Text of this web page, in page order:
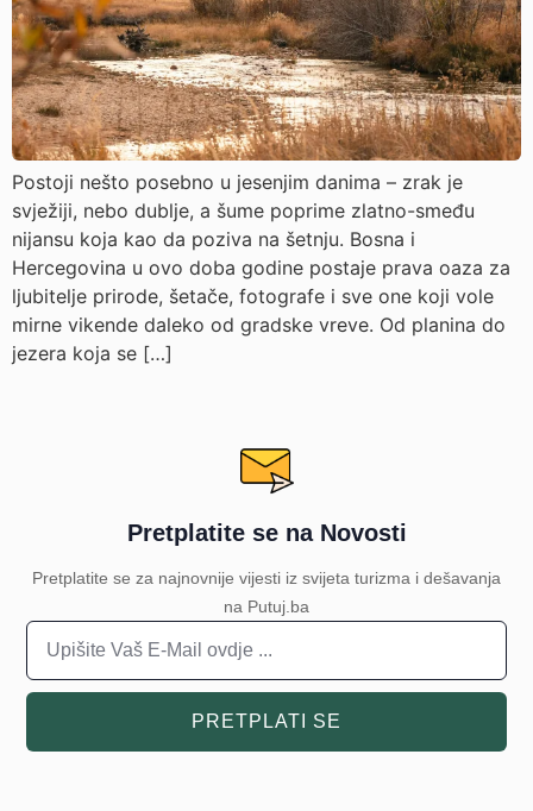
Postoji nešto posebno u jesenjim danima – zrak je
svježiji, nebo dublje, a šume poprime zlatno-smeđu
nijansu koja kao da poziva na šetnju. Bosna i
Hercegovina u ovo doba godine postaje prava oaza za
ljubitelje prirode, šetače, fotografe i sve one koji vole
mirne vikende daleko od gradske vreve. Od planina do
jezera koja se […]
Pretplatite se na Novosti
Pretplatite se za najnovnije vijesti iz svijeta turizma i dešavanja
na Putuj.ba
PRETPLATI SE